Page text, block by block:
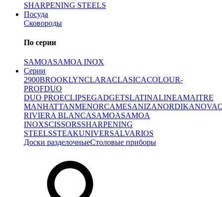
SHARPENING STEELS
Посуда
Сковороды
По серии
SAMOASAMOA INOX
Серии
2900BROOKLYNCLARACLASICACOLOUR-
PROFDUO
DUO PROECLIPSEGADGETSLATINALINEAMAITRE
MANHATTANMENORCAMESANIZANORDIKANOVA
RIVIERA BLANCASAMOASAMOA
INOXSCISSORSSHARPENING
STEELSSTEAKUNIVERSALVARIOS
Доски разделочныеСтоловые приборы